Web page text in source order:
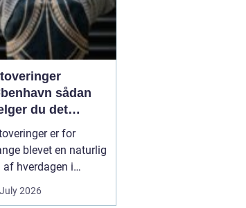
sådan
du det
studie
er for
blevet en naturlig
af hverdagen i
Byen er fyldt
dygtige artister,
2026